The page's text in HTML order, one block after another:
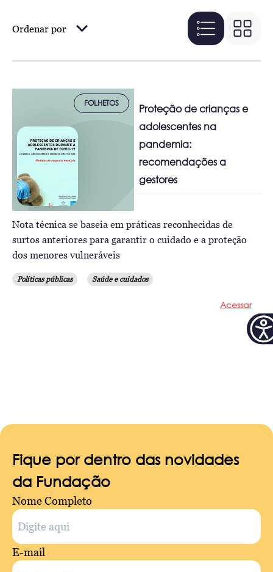
Ordenar por
FOLHETOS
Proteção de crianças e
adolescentes na
pandemia:
recomendações a
gestores
Nota técnica se baseia em práticas reconhecidas de
surtos anteriores para garantir o cuidado e a proteção
dos menores vulneráveis
Políticas públicas Saúde e cuidados
Acessar
Fique por dentro das novidades
da Fundação
Nome Completo
E-mail